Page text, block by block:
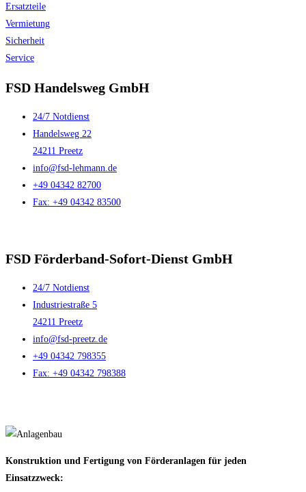
Ersatzteile
Vermietung
Sicherheit
Service
FSD Handelsweg GmbH
24/7 Notdienst
Handelsweg 22
24211 Preetz
info@fsd-lehmann.de
+49 04342 82700
Fax: +49 04342 83500
FSD Förderband-Sofort-Dienst GmbH
24/7 Notdienst
Industriestraße 5
24211 Preetz
info@fsd-preetz.de
+49 04342 798355
Fax: +49 04342 798388
Konstruktion und Fertigung von Förderanlagen für jeden
Einsatzzweck: